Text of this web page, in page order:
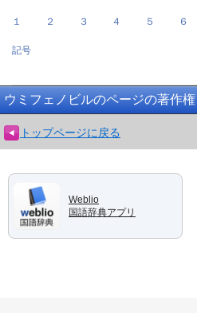
１ ２ ３ ４ ５ ６
記号
ウミフェノビルのページの著作権
トップページに戻る
Weblio
国語辞典アプリ